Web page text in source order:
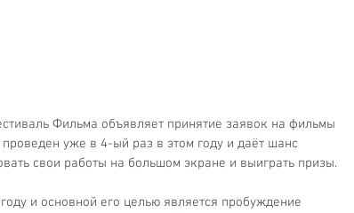
Фильма объявляет принятие заявок на фильмы
уже в 4-ый раз в этом году и даёт шанс
свои работы на большом экране и выиграть призы.
и основной его целью является пробуждение